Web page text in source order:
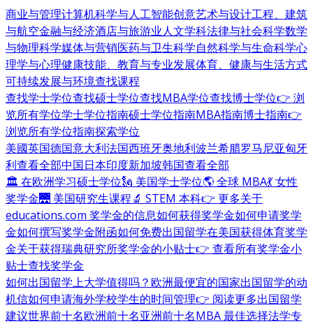
商业与管理计算机科学与人工智能创意艺术与设计工程、建筑
与航空金融与经济酒店与旅游业人文学科法律与社会科学数学
与物理科学媒体与营销医药与卫生科学自然科学与生命科学心
理学与心理健康技能、教育与专业发展体育、健康与生活方式
可持续发展与环境查找课程
查找学士学位查找硕士学位查找MBA学位查找博士学位👉 浏
览所有学位学士学位指南硕士学位指南MBA指南博士指南👉
浏览所有学位指南探索学位
美國英国德国意大利法国西班牙奥地利波兰希腊罗马尼亚匈牙
利查看全部中国日本印度新加坡韩国查看全部
🏛 在欧洲学习硕士学位🗽 美国学士学位🌎 全球 MBA💃 女性
奖学金🌉 美国研究生课程🔬 STEM 本科👉 更多关于
educations.com 奖学金的信息如何获得奖学金如何申请奖学
金如何撰写奖学金附函如何免费出国留学在美国获得体育奖学
金关于获得瑞典研究所奖学金的小贴士👉 查看所有奖学金小
贴士查找奖学金
如何出国留学上大学值得吗？ 欧洲最便宜的国家出国留学的动
机信如何申请海外学校学生的时间管理👉 阅读更多出国留学
建议世界前十名欧洲前十名亚洲前十名MBA 最佳选择法学专